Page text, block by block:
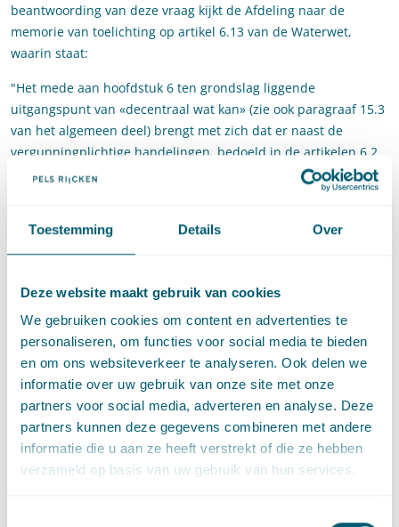
Toestemming Details Over
Deze website maakt gebruik van cookies
We gebruiken cookies om content en advertenties te
personaliseren, om functies voor social media te bieden
en om ons websiteverkeer te analyseren. Ook delen we
informatie over uw gebruik van onze site met onze
partners voor social media, adverteren en analyse. Deze
partners kunnen deze gegevens combineren met andere
informatie die u aan ze heeft verstrekt of die ze hebben
verzameld op basis van uw gebruik van hun services.
beantwoording van deze vraag kijkt de Afdeling naar de
memorie van toelichting op artikel 6.13 van de Waterwet,
waarin staat:
"Het mede aan hoofdstuk 6 ten grondslag liggende
uitgangspunt van «decentraal wat kan» (zie ook paragraaf 15.3
van het algemeen deel) brengt met zich dat er naast de
vergunningplichtige handelingen, bedoeld in de artikelen 6.2
en 6.3, tevens handelingen in een watersysteem zullen zijn
waarvoor op grond van een verordening van het waterschap
deze, op de reglementaire verordenende bevoegdheid van de
waterschappen gebaseerde, vergunningen te integreren in het
handelingen in een watersysteem steeds slechts één
vergunning zal zijn vereist: de watervergunning. […]." [Zie
Kamerstukken II 2006/07, 30818, nr. 3, blz. 122]
De Afdeling is van oordeel dat hieruit volgt dat het op grond
van artikel 6.13 van de Waterwet is toegestaan om, los van de
handelingen waarvoor bijvoorbeeld in de artikelen 6.2 tot en
met 6.5 van de Waterwet is bepaald dat die zonder vergunning
verboden zijn, in een verordening, zoals de Keur, te bepalen